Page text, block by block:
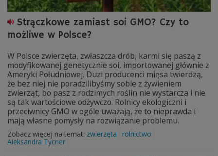
Strączkowe zamiast soi GMO? Czy to
możliwe w Polsce?
W Polsce zwierzęta, zwłaszcza drób, karmi się paszą z
modyfikowanej genetycznie soi, importowanej głównie z
Ameryki Południowej. Duzi producenci mięsa twierdzą,
że bez niej nie poradzilibyśmy sobie z żywieniem
zwierząt, bo pasz z rodzimych roślin nie wystarcza i nie
są tak wartościowe odżywczo. Rolnicy ekologiczni i
przeciwnicy GMO w ogóle uważają, że to nieprawda i
mają własne pomysły na rozwiązanie problemu.
Zobacz więcej na temat: zwierzęta
rolnictwo
Aleksandra Tycner